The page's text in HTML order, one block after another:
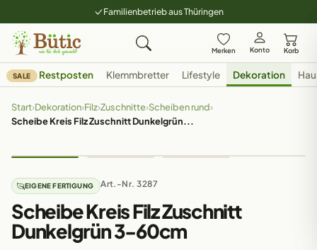
Familienbetrieb aus Thüringen
Merken Konto Korb
SALE Restposten Klemmbretter Lifestyle Dekoration
Start›Dekoration›Filz›Zuschnitte›Scheiben rund›
Scheibe Kreis Filz Zuschnitt Dunkelgrün...
EIGENE FERTIGUNG Art.-Nr. 3287
Scheibe Kreis Filz Zuschnitt
Dunkelgrün 3-60cm